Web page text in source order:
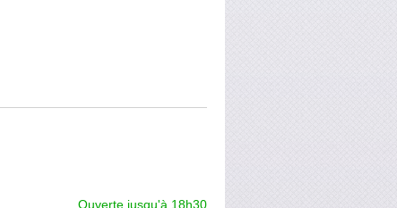
Ouverte jusqu'à 18h30